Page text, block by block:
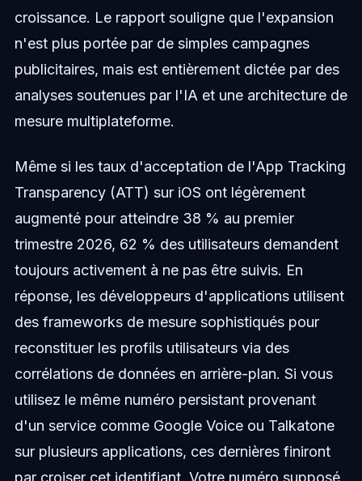
croissance. Le rapport souligne que l'expansion
n'est plus portée par de simples campagnes
publicitaires, mais est entièrement dictée par des
analyses soutenues par l'IA et une architecture de
mesure multiplateforme.
Même si les taux d'acceptation de l'App Tracking
Transparency (ATT) sur iOS ont légèrement
augmenté pour atteindre 38 % au premier
trimestre 2026, 62 % des utilisateurs demandent
toujours activement à ne pas être suivis. En
réponse, les développeurs d'applications utilisent
des frameworks de mesure sophistiqués pour
reconstituer les profils utilisateurs via des
corrélations de données en arrière-plan. Si vous
utilisez le même numéro persistant provenant
d'un service comme Google Voice ou Talkatone
sur plusieurs applications, ces dernières finiront
par croiser cet identifiant. Votre numéro supposé